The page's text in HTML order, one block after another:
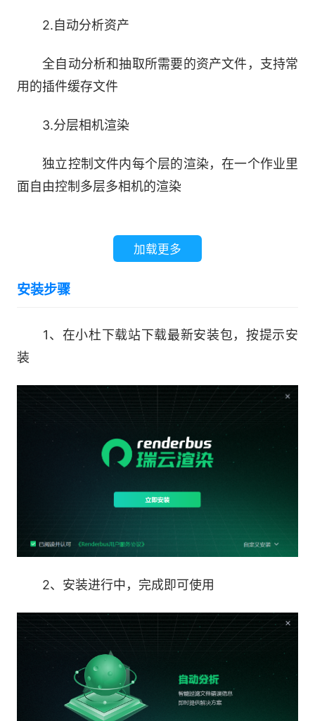
2.自动分析资产
全自动分析和抽取所需要的资产文件，支持常
用的插件缓存文件
3.分层相机渲染
独立控制文件内每个层的渲染，在一个作业里
面自由控制多层多相机的渲染
实时预览渲染画面，随时掌控渲染进度
功能完备的Python SDK，涵盖多种二次开发
的需求，具备易集成，高可靠的特点，几行代码，
即可轻松控制Renderbus云渲染
6.轻松嵌入在流程的任何地方
无论是在Maya菜单，还是在Shotgun工作页
以无缝集成Renderbus云渲染，轻松实现自动提交
1.高速传输引擎
Renderbus渲染客户端内置世界领先的“镭速”
传输引擎，除了能提供超高速传输速度，还能对传
输过程中的数据进行加密，保证数据安全。
加载更多
安装步骤
1、在小杜下载站下载最新安装包，按提示安
装
2、安装进行中，完成即可使用